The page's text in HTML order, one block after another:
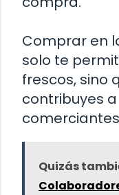
Comprar en
solo te
frescos, sino
contribuyes
Quizás